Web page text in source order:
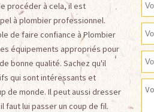
procéder à cela, il est
à plombier professionnel.
de faire confiance à Plombier
équipements appropriés pour
bonne qualité. Sachez qu'il
qui sont intéressants et
de monde. Il peut aussi dresser
faut lui passer un coup de fil.